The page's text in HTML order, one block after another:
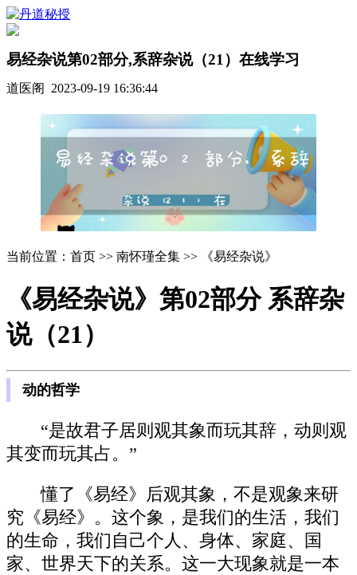
易经杂说第02部分,系辞杂说（21）在线学习
道医阁 2023-09-19 16:36:44
当前位置：首页 >> 南怀瑾全集 >> 《易经杂说》
《易经杂说》第02部分 系辞杂
说（21）
动的哲学
“是故君子居则观其象而玩其辞，动则观
其变而玩其占。”
懂了《易经》后观其象，不是观象来研
究《易经》。这个象，是我们的生活，我们
的生命，我们自己个人、身体、家庭、国
家、世界天下的关系。这一大现象就是一本